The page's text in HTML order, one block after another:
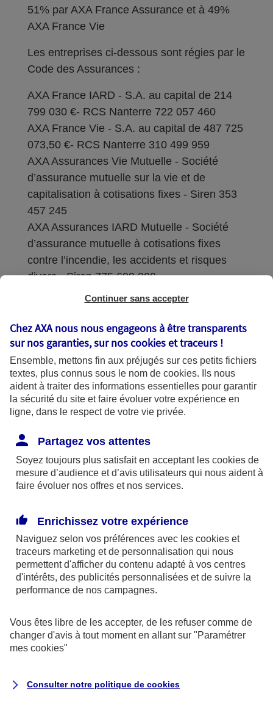
51% par AXA France Assurance et à 49%
AXA France Vie
Les entreprises ci-dessous sont régies par le
Code des Assurances :
AXA France IARD - S.A. au capital de 214
799 030 €- RCS Nanterre 722 057 460
AXA France Vie - S.A. au capital de 487 725
073,50 €- RCS Nanterre 310 499 959
AXA Assurances Vie Mutuelle - Société
d’assurance mutuelle sur la vie et de
capitalisation à cotisations fixes - Siren 353
457 245
AXA Assurances IARD Mutuelle - Société
d’assurance mutuelle à cotisations fixes
contre l’incendie, les accidents et risques
divers - Siren 775 699 309
Sièges sociaux : 313 Terrasses de l’Arche –
Coordonnées de l'Autorité de contrôle
prudentiel et de résolution (ACPR) : - 4
Place de Budapest - CS 92459 - 75436
Paris Cedex 09. Le détail des procédures de
recours et de réclamation et les
disponibles sur le site axa.fr.
AXA France IARD et AXA France Vie sont
mandataires exclusifs en opérations de
246 et n°13 005 764 (consultable
surwww.orias.fr)
AXA Assistance France Assurances,
S.A au capital de 51 429 430,40 €,
Siège social :
8-10, rue Paul Vaillant Couturier
Continuer sans accepter
Chez AXA nous nous engageons à être transparents
sur nos garanties, sur noscookies et traceurs !
Ensemble, mettons fin aux préjugés sur ces petits fichiers
textes, plus connus sous le nom de cookies. Ils nous
aident à traiter des informations essentielles pour garantir
la sécurité du site et faire évoluer votre expérience en
ligne, dans le respect de votre vie privée.
Partagez vos attentes
Soyez toujours plus satisfait en acceptant les cookies de
mesure d’audience et d’avis utilisateurs qui nous aident à
faire évoluer nos offres et nos services.
Enrichissez votre expérience
Naviguez selon vos préférences avec les cookies et
traceurs marketing et de personnalisation qui nous
permettent d'afficher du contenu adapté à vos centres
d'intérêts, des publicités personnalisées et de suivre la
performance de nos campagnes.
Vous êtes libre de les accepter, de les refuser comme de
changer d'avis à tout moment en allant sur "Paramétrer
mes cookies"
Consulter notre politique de cookies